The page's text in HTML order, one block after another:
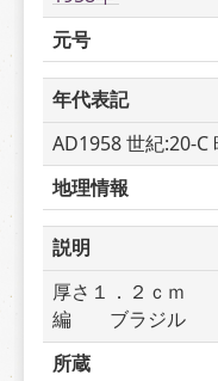
元号
年代表記
AD1958 世紀:20-C
地理情報
説明
厚さ１．２ｃｍ　
編　　ブラジル　
所蔵